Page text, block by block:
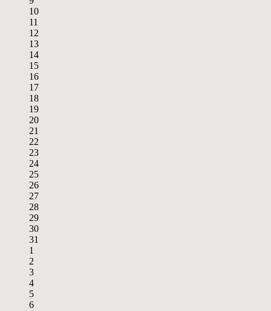
10
11
12
13
14
15
16
17
18
19
20
21
22
23
24
25
26
27
28
29
30
31
1
2
3
4
5
6